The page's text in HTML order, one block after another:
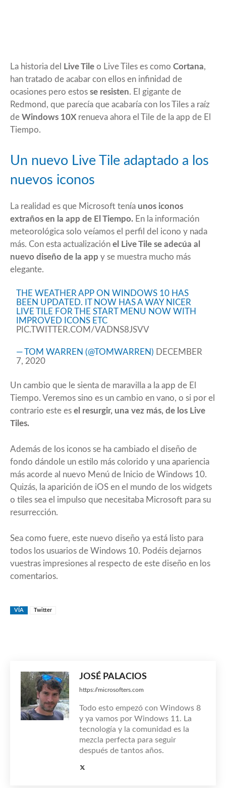
La historia del Live Tile o Live Tiles es como Cortana,
han tratado de acabar con ellos en infinidad de
ocasiones pero estos se resisten. El gigante de
Redmond, que parecía que acabaría con los Tiles a raíz
de Windows 10X renueva ahora el Tile de la app de El
Tiempo.
Un nuevo Live Tile adaptado a los
nuevos iconos
La realidad es que Microsoft tenía unos iconos
extraños en la app de El Tiempo. En la información
meteorológica solo veíamos el perfil del icono y nada
más. Con esta actualización el Live Tile se adecúa al
nuevo diseño de la app y se muestra mucho más
elegante.
THE WEATHER APP ON WINDOWS 10 HAS
BEEN UPDATED. IT NOW HAS A WAY NICER
LIVE TILE FOR THE START MENU NOW WITH
IMPROVED ICONS ETC
PIC.TWITTER.COM/VADNS8JSVV
— TOM WARREN (@TOMWARREN) DECEMBER
7, 2020
Un cambio que le sienta de maravilla a la app de El
Tiempo. Veremos sino es un cambio en vano, o si por el
contrario este es el resurgir, una vez más, de los Live
Tiles.
Además de los iconos se ha cambiado el diseño de
fondo dándole un estilo más colorido y una apariencia
más acorde al nuevo Menú de Inicio de Windows 10.
Quizás, la aparición de iOS en el mundo de los widgets
o tiles sea el impulso que necesitaba Microsoft para su
resurrección.
Sea como fuere, este nuevo diseño ya está listo para
todos los usuarios de Windows 10. Podéis dejarnos
vuestras impresiones al respecto de este diseño en los
comentarios.
VÍA Twitter
JOSÉ PALACIOS
https://microsofters.com
Todo esto empezó con Windows 8
y ya vamos por Windows 11. La
tecnología y la comunidad es la
mezcla perfecta para seguir
después de tantos años.